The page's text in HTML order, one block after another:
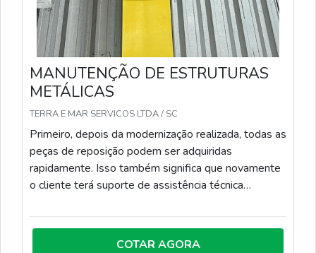
MANUTENÇÃO DE ESTRUTURAS
METÁLICAS
TERRA E MAR SERVICOS LTDA / SC
Primeiro, depois da modernização realizada, todas as
peças de reposição podem ser adquiridas
rapidamente. Isso também significa que novamente
o cliente terá suporte de assistência técnica
COTAR AGORA